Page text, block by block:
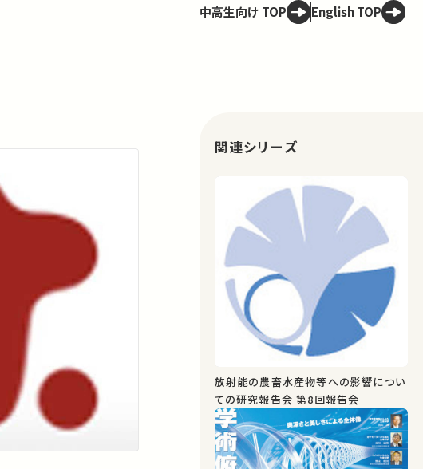
中高生向け TOP English TOP
関連シリーズ
放射能の農畜水産物等への影響につい
ての研究報告会 第8回報告会